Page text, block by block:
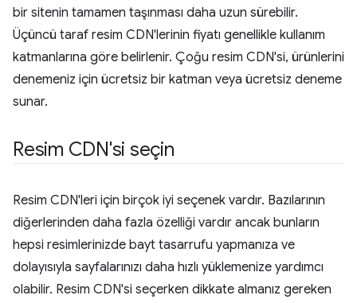
bir sitenin tamamen taşınması daha uzun sürebilir.
Üçüncü taraf resim CDN'lerinin fiyatı genellikle kullanım
katmanlarına göre belirlenir. Çoğu resim CDN'si, ürünlerini
denemeniz için ücretsiz bir katman veya ücretsiz deneme
sunar.
Resim CDN'si seçin
Resim CDN'leri için birçok iyi seçenek vardır. Bazılarının
diğerlerinden daha fazla özelliği vardır ancak bunların
hepsi resimlerinizde bayt tasarrufu yapmanıza ve
dolayısıyla sayfalarınızı daha hızlı yüklemenize yardımcı
olabilir. Resim CDN'si seçerken dikkate almanız gereken